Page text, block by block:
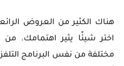
هناك الكثير من العروض
اختر شيئًا يثير اهتمامك.
مختلفة من نفس البرنامج